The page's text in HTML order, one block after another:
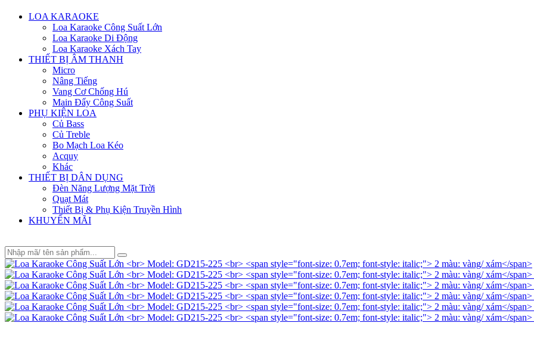
Menu
LOA KARAOKE
Loa Karaoke Công Suất Lớn
Loa Karaoke Di Động
Loa Karaoke Xách Tay
THIẾT BỊ ÂM THANH
Micro
Nâng Tiếng
Vang Cơ Chống Hú
Main Đẩy Công Suất
PHỤ KIỆN LOA
Củ Bass
Củ Treble
Bo Mạch Loa Kéo
Acquy
Khác
THIẾT BỊ DÂN DỤNG
Đèn Năng Lượng Mặt Trời
Quạt Mát
Thiết Bị & Phụ Kiện Truyền Hình
KHUYẾN MÃI